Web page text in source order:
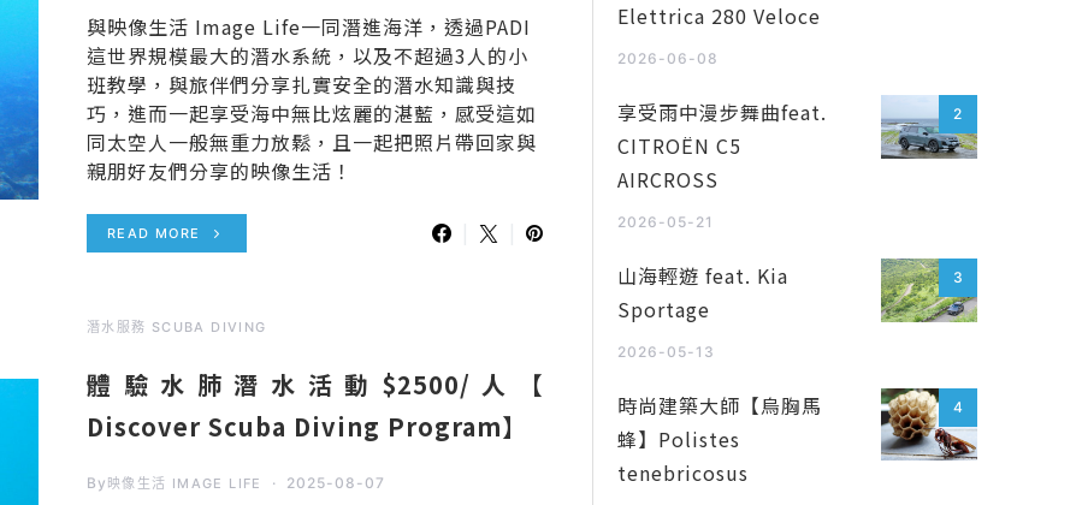
與映像生活 Image Life一同潛進海洋，透過PADI
這世界規模最大的潛水系統，以及不超過3人的小
班教學，與旅伴們分享扎實安全的潛水知識與技
巧，進而一起享受海中無比炫麗的湛藍，感受這如
同太空人一般無重力放鬆，且一起把照片帶回家與
親朋好友們分享的映像生活！
READ MORE
潛水服務 SCUBA DIVING
體驗水肺潛水活動$2500/人【
Discover Scuba Diving Program】
By 映像生活 IMAGE LIFE 2025-08-07
Elettrica 280 Veloce
2026-06-08
2
享受雨中漫步舞曲feat.
CITROËN C5
AIRCROSS
2026-05-21
3
山海輕遊 feat. Kia
Sportage
2026-05-13
4
時尚建築大師【烏胸馬
蜂】Polistes
tenebricosus